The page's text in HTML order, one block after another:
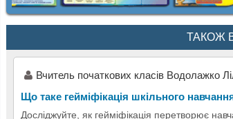
ТАКОЖ
Вчитель початкових класів Водолажко
Що таке гейміфікація шкільного
Досліджуйте, як гейміфікація перетворює